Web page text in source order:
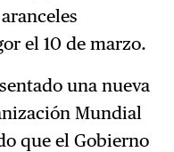
el 10 de marzo.
una nueva
Mundial
que el Gobierno